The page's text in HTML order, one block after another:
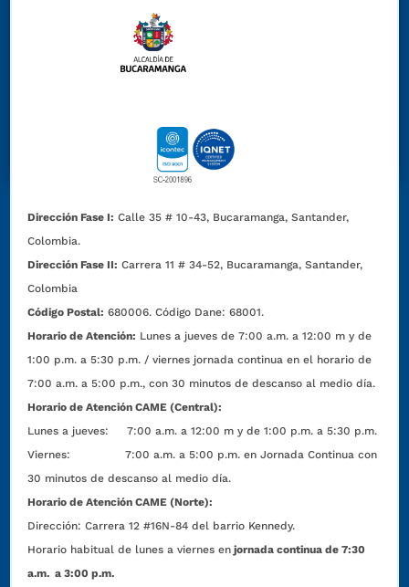
Dirección Fase I: Calle 35 # 10-43, Bucaramanga, Santander,
Colombia.
Dirección Fase II: Carrera 11 # 34-52, Bucaramanga, Santander,
Colombia
Código Postal: 680006. Código Dane: 68001.
Horario de Atención: Lunes a jueves de 7:00 a.m. a 12:00 m y de
1:00 p.m. a 5:30 p.m. / viernes jornada continua en el horario de
7:00 a.m. a 5:00 p.m., con 30 minutos de descanso al medio día.
Horario de Atención CAME (Central):
Lunes a jueves: 7:00 a.m. a 12:00 m y de 1:00 p.m. a 5:30 p.m.
Viernes: 7:00 a.m. a 5:00 p.m. en Jornada Continua con
30 minutos de descanso al medio día.
Horario de Atención CAME (Norte):
Dirección:Carrera 12 #16N-84 del barrio Kennedy.
Horario habitual de lunes a viernes en jornada continua de 7:30
a.m. a 3:00 p.m.